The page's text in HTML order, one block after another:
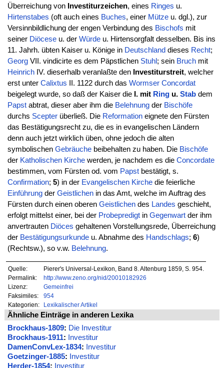
Überreichung von Investiturzeichen, eines Ringes u.
Hirtenstabes (oft auch eines Buches, einer Mützeu. dgl.), zur
Versinnbildlichung der engen Verbindung des Bischofs mit
seiner Diöceseu. der Würdeu. Hirtensorgfalt desselben. Bis ins
11. Jahrh. übten Kaiser u. Könige in Deutschland dieses Recht;
GeorgVII. vindicirte es dem Päpstlichen Stuhl ; sein Bruchmit
HeinrichIV. dieserhalb veranlaßte den Investiturstreit, welcher
erst unter Calixtus II. 1122 durch das Wormser Concordat
beigelegt wurde, so daß der Kaiser die I. mit Ringu. Stabdem
Papstabtrat, dieser aber ihm die Belehnungder Bischöfe
durchs Scepterüberließ. Die Reformationeignete den Fürsten
das Bestätigungsrecht zu, die es in evangelischen Ländern
denn auch jetzt wirklich üben, ohne jedoch die alten
symbolischen Gebräuchebeibehalten zu haben. Die Bischöfe
der Katholischen Kirchewerden, je nachdem es die Concordate
bestimmen, vom Fürsten od. vom Papstbestätigt, s.
Confirmation; 5) in der Evangelischen Kirchedie feierliche
Einführungder Geistlichenin das Amt, welche im Auftrag des
Fürsten durch einen oberen Geistlichendes Landes geschieht,
erfolgt mittelst einer, bei der Probepredigtin Gegenwartder ihm
anvertrauten Diöces gehaltenen Vorstellungsrede, Überreichung
der Bestätigungsurkundeu. Abnahme des Handschlags; 6)
(Rechtsw.), so v.w. Belehnung.
Quelle:
Pierer's Universal-Lexikon, Band 8. Altenburg 1859, S. 954.
Permalink:
http://www.zeno.org/nid/20010182926
Lizenz:
Gemeinfrei
Faksimiles:
954
Kategorien:
Lexikalischer Artikel
Ähnliche Einträge in anderen Lexika
Brockhaus-1809: Die Investitur
Brockhaus-1911:
Investitur
DamenConvLex-1834:
Investitur
Goetzinger-1885: Investitur
Herder-1854: Investitur